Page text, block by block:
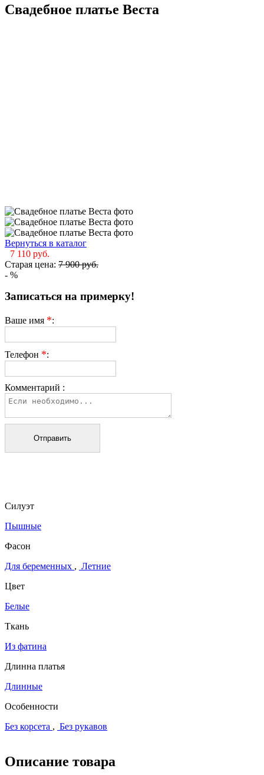
Свадебное платье Веста
Вернуться в каталог
7 110 руб.
Старая цена: 7 900руб.
- %
Записаться на примерку!
Ваше имя *:
Телефон *:
Комментарий :
Силуэт
Пышные
Фасон
Для беременных , Летние
Цвет
Белые
Ткань
Из фатина
Длинна платья
Длинные
Особенности
Без корсета , Без рукавов
Описание товара